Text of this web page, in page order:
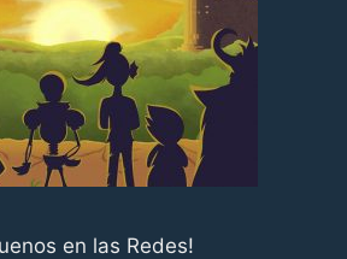
en las Redes!